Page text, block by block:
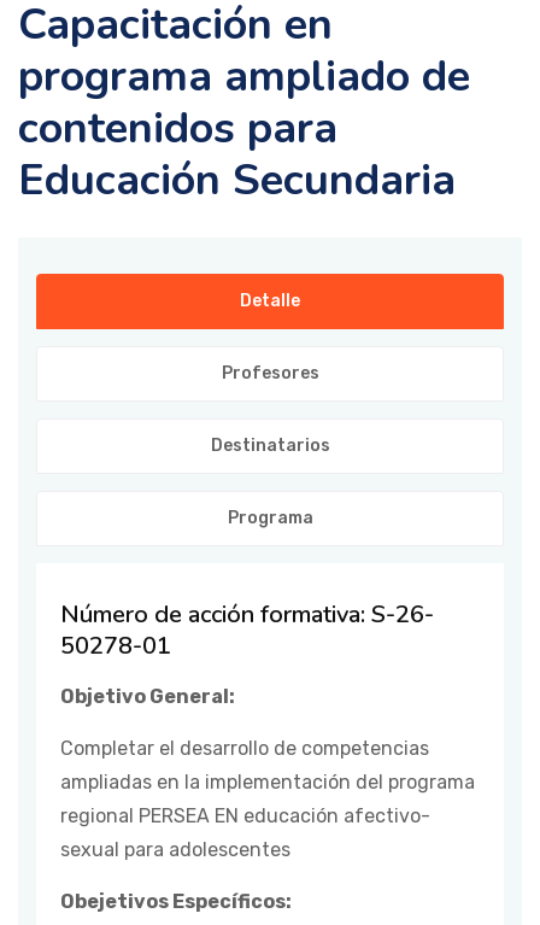
Capacitación en
programa ampliado de
contenidos para
Educación Secundaria
Detalle
Profesores
Destinatarios
Programa
Número de acción formativa: S-26-
50278-01
Objetivo General:
Completar el desarrollo de competencias
ampliadas en la implementación del programa
regional PERSEA EN educación afectivo-
sexual para adolescentes
Obejetivos Específicos: